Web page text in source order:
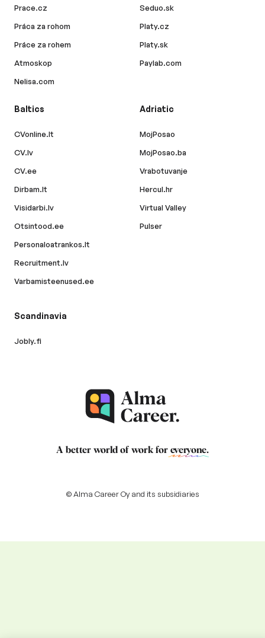
Prace.cz
Práca za rohom
Práce za rohem
Atmoskop
Nelisa.com
Seduo.sk
Platy.cz
Platy.sk
Paylab.com
Baltics
CVonline.lt
CV.lv
CV.ee
Dirbam.lt
Visidarbi.lv
Otsintood.ee
Personaloatrankos.lt
Recruitment.lv
Varbamisteenused.ee
Adriatic
MojPosao
MojPosao.ba
Vrabotuvanje
Hercul.hr
Virtual Valley
Pulser
Scandinavia
Jobly.fi
A better world of work for everyone.
© Alma Career Oy and its subsidiaries